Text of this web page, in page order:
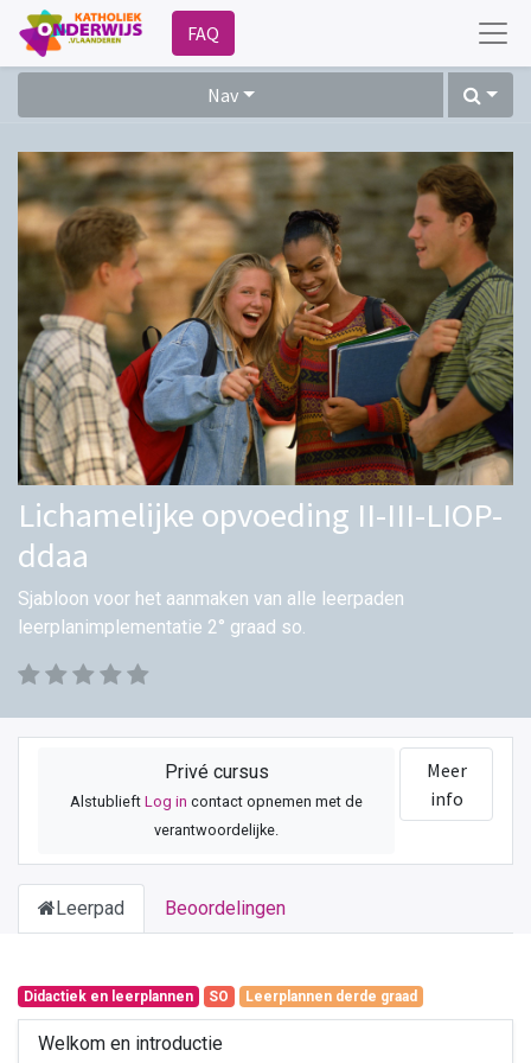
FAQ
Nav
Lichamelijke opvoeding II-III-LIOP-
ddaa
Sjabloon voor het aanmaken van alle leerpaden
leerplanimplementatie 2° graad so.
Privé cursus
AlstublieftLog in contact opnemen met de
verantwoordelijke.
Meer
info
Leerpad Beoordelingen
Didactiek en leerplannen SO Leerplannen derde graad
Welkom en introductie